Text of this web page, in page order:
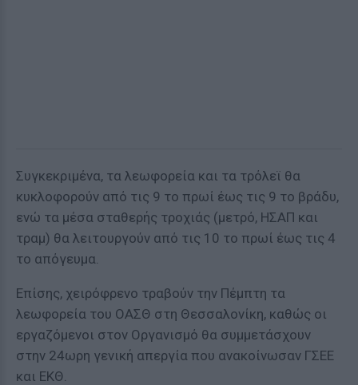
Συγκεκριμένα, τα λεωφορεία και τα τρόλεϊ θα
κυκλοφορούν από τις 9 το πρωί έως τις 9 το βράδυ,
ενώ τα μέσα σταθερής τροχιάς (μετρό, ΗΣΑΠ και
τραμ) θα λειτουργούν από τις 10 το πρωί έως τις 4
το απόγευμα.
Επίσης, χειρόφρενο τραβούν την Πέμπτη τα
λεωφορεία του ΟΑΣΘ στη Θεσσαλονίκη, καθώς οι
εργαζόμενοι στον Οργανισμό θα συμμετάσχουν
στην 24ωρη γενική απεργία που ανακοίνωσαν ΓΣΕΕ
και ΕΚΘ.